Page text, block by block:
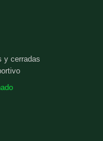
y cerradas